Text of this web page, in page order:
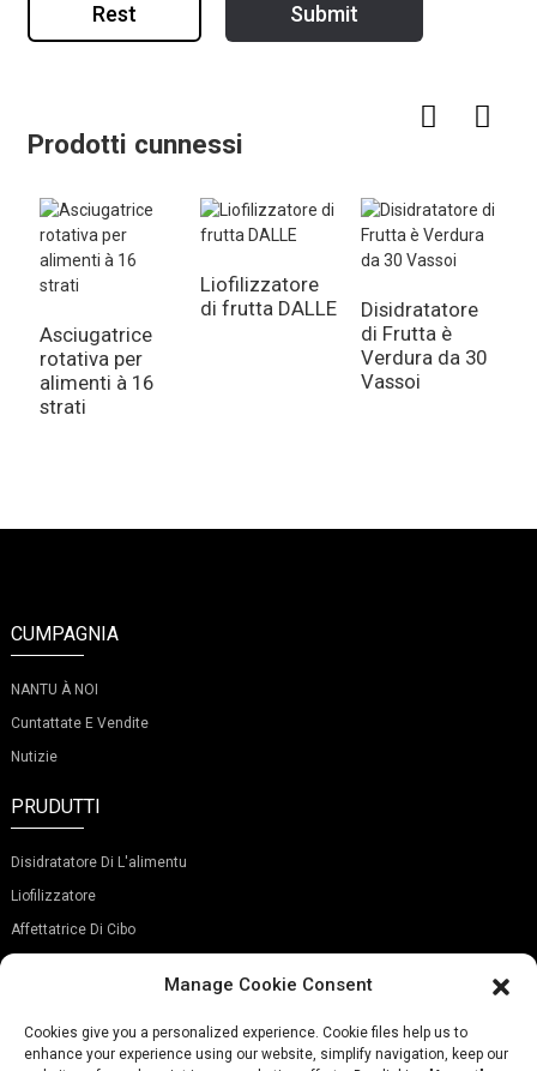
Rest Submit
Prodotti cunnessi
Asciugatrice
rotativa per
alimenti à 16
strati
Liofilizzatore
di frutta DALLE
Disidratatore
di Frutta è
Verdura da 30
Vassoi
CUMPAGNIA
NANTU À NOI
Cuntattate E Vendite
Nutizie
PRUDUTTI
Disidratatore Di L'alimentu
Liofilizzatore
Affettatrice Di Cibo
ABBUNATEVI À A NOSTRA NEWSLETTER
Manage Cookie Consent
Cookies give you a personalized experience. Cookie files help us to
enhance your experience using our website, simplify navigation, keep our